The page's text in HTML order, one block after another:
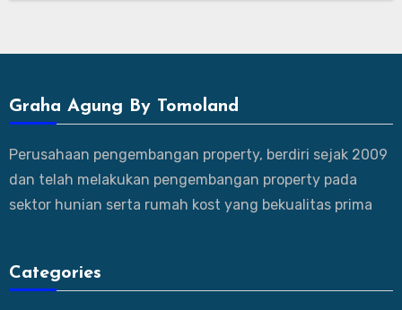
Graha Agung By Tomoland
Perusahaan pengembangan property, berdiri sejak 2009
dan telah melakukan pengembangan property pada
sektor hunian serta rumah kost yang bekualitas prima
Categories